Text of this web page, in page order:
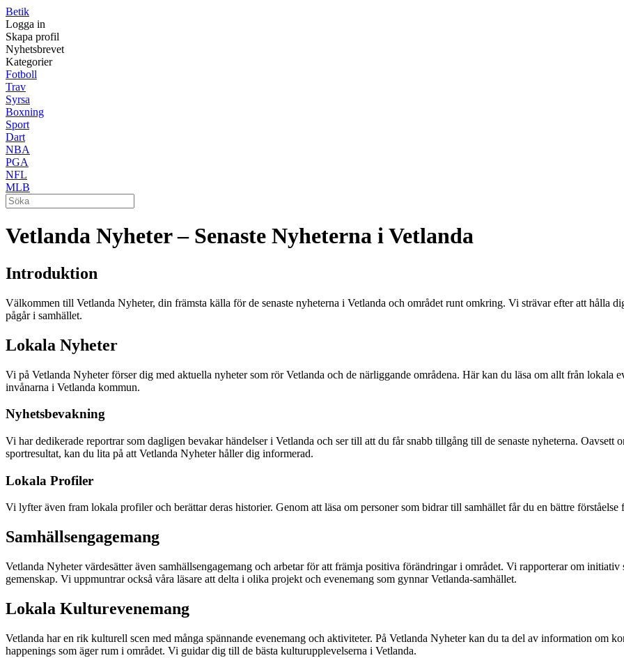
Betik
Logga in
Skapa profil
Nyhetsbrevet
Kategorier
Fotboll
Trav
Syrsa
Boxning
Sport
Dart
NBA
PGA
NFL
MLB
Vetlanda Nyheter – Senaste Nyheterna i Vetlanda
Introduktion
Välkommen till Vetlanda Nyheter, din främsta källa för de senaste nyheterna i Vetlanda och området runt omkring. Vi strävar efter att hålla
pågår i samhället.
Lokala Nyheter
Vi på Vetlanda Nyheter förser dig med aktuella nyheter som rör Vetlanda och de närliggande områdena. Här kan du läsa om allt från lokala
invånarna i Vetlanda kommun.
Nyhetsbevakning
Vi har dedikerade reportrar som dagligen bevakar händelser i Vetlanda och ser till att du får snabb tillgång till de senaste nyheterna.
sportresultat, kan du lita på att Vetlanda Nyheter håller dig informerad.
Lokala Profiler
Vi lyfter även fram lokala profiler och berättar deras historier. Genom att läsa om personer som bidrar till samhället får du en bättre
Samhällsengagemang
Vetlanda Nyheter värdesätter även samhällsengagemang och arbetar för att främja positiva förändringar i området. Vi rapporterar om
gemenskap. Vi uppmuntrar också våra läsare att delta i olika projekt och evenemang som gynnar Vetlanda-samhället.
Lokala Kulturevenemang
Vetlanda har en rik kulturell scen med många spännande evenemang och aktiviteter. På Vetlanda Nyheter kan du ta del av information om
happenings som äger rum i området. Vi guidar dig till de bästa kulturupplevelserna i Vetlanda.